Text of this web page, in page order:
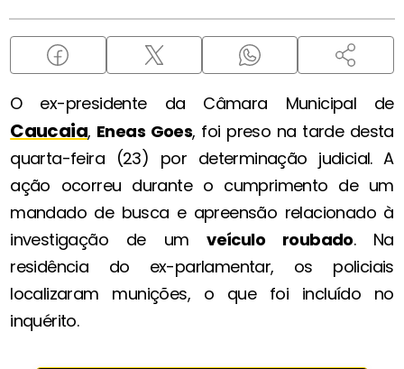
O ex-presidente da Câmara Municipal de
Caucaia, Eneas Goes, foi preso na tarde desta
quarta-feira (23) por determinação judicial. A
ação ocorreu durante o cumprimento de um
mandado de busca e apreensão relacionado à
investigação de umveículo roubado. Na
residência do ex-parlamentar, os policiais
localizaram munições, o que foi incluído no
inquérito.